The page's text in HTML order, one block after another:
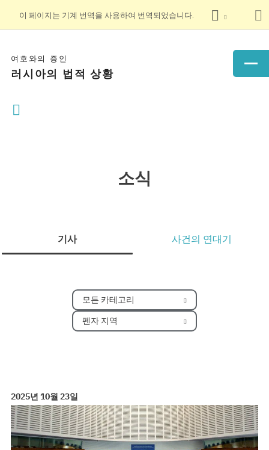
이 페이지는 기계 번역을 사용하여 번역되었습니다.
여호와의 증인
러시아의 법적 상황
소식
기사 사건의 연대기
모든 카테고리
펜자 지역
2025년 10월 23일